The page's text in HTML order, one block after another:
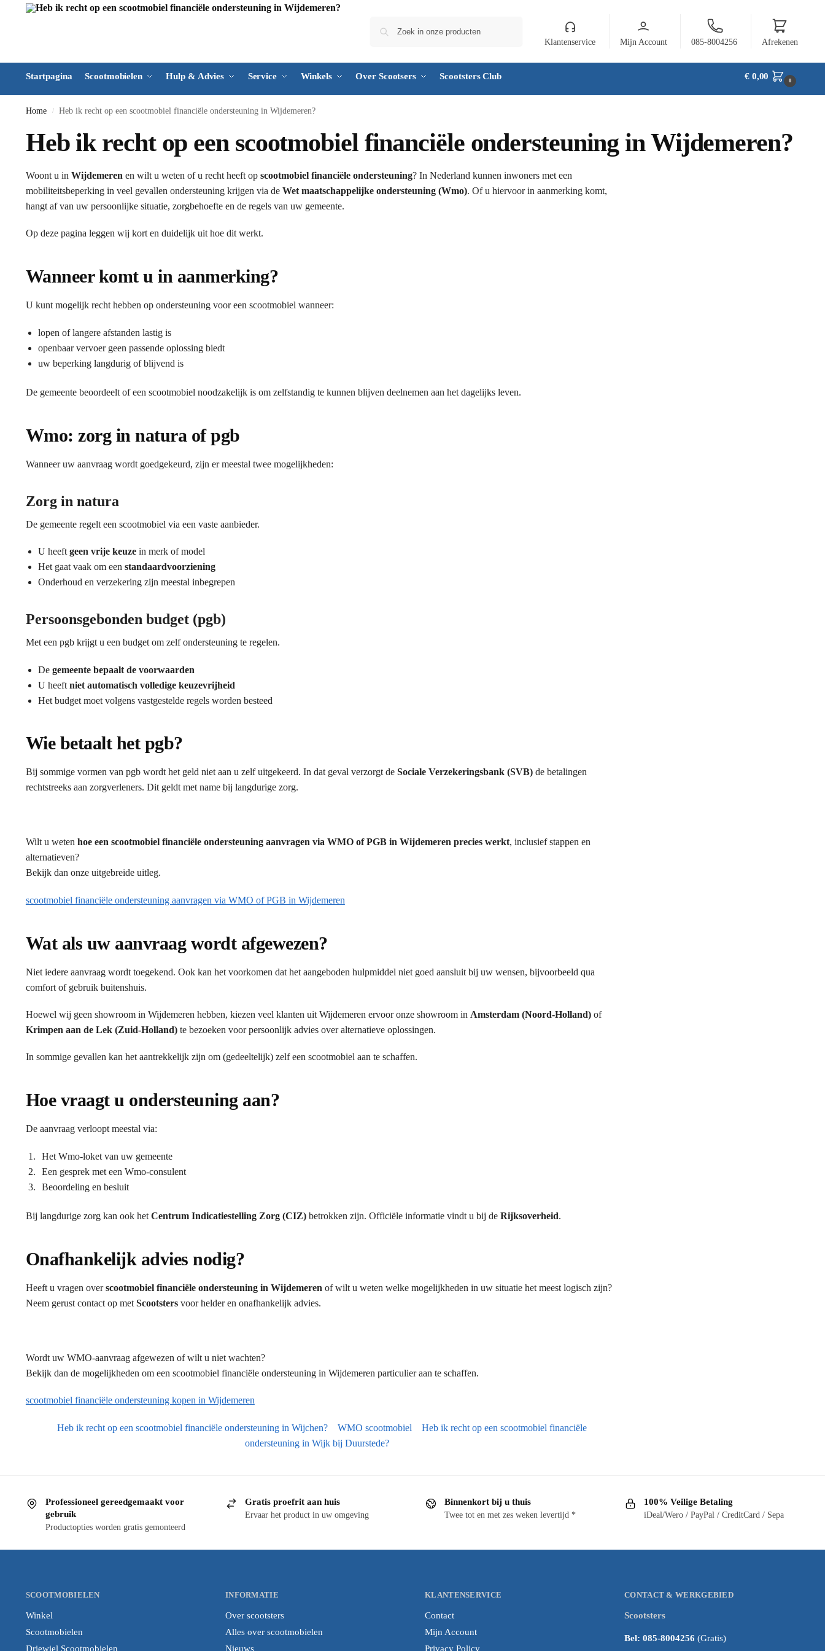
Klantenservice Mijn Account 085-8004256 Afrekenen
Startpagina Scootmobielen Hulp & Advies Service Winkels Over Scootsers Scootsters Club €0,00 0
Home / Heb ik recht op een scootmobiel financiële ondersteuning in Wijdemeren?
Heb ik recht op een scootmobiel financiële ondersteuning in Wijdemeren?
Woont u in Wijdemeren en wilt u weten of u recht heeft op scootmobiel financiële ondersteuning? In Nederland kunnen inwoners met een
mobiliteitsbeperking in veel gevallen ondersteuning krijgen via de Wet maatschappelijke ondersteuning (Wmo). Of u hiervoor in aanmerking komt,
hangt af van uw persoonlijke situatie, zorgbehoefte en de regels van uw gemeente.
Op deze pagina leggen wij kort en duidelijk uit hoe dit werkt.
Wanneer komt u in aanmerking?
U kunt mogelijk recht hebben op ondersteuning voor een scootmobiel wanneer:
lopen of langere afstanden lastig is
openbaar vervoer geen passende oplossing biedt
uw beperking langdurig of blijvend is
De gemeente beoordeelt of een scootmobiel noodzakelijk is om zelfstandig te kunnen blijven deelnemen aan het dagelijks leven.
Wmo: zorg in natura of pgb
Wanneer uw aanvraag wordt goedgekeurd, zijn er meestal twee mogelijkheden:
Zorg in natura
De gemeente regelt een scootmobiel via een vaste aanbieder.
U heeft geen vrije keuzein merk of model
Het gaat vaak om een standaardvoorziening
Onderhoud en verzekering zijn meestal inbegrepen
Persoonsgebonden budget (pgb)
Met een pgb krijgt u een budget om zelf ondersteuning te regelen.
De gemeente bepaalt de voorwaarden
U heeft niet automatisch volledige keuzevrijheid
Het budget moet volgens vastgestelde regels worden besteed
Wie betaalt het pgb?
Bij sommige vormen van pgb wordt het geld niet aan u zelf uitgekeerd. In dat geval verzorgt de Sociale Verzekeringsbank (SVB)de betalingen
rechtstreeks aan zorgverleners. Dit geldt met name bij langdurige zorg.
Wilt u weten hoe een scootmobiel financiële ondersteuning aanvragen via WMO of PGB in Wijdemeren precies werkt, inclusief stappen en
alternatieven?
Bekijk dan onze uitgebreide uitleg.
scootmobiel financiële ondersteuning aanvragen via WMO of PGB in Wijdemeren
Wat als uw aanvraag wordt afgewezen?
Niet iedere aanvraag wordt toegekend. Ook kan het voorkomen dat het aangeboden hulpmiddel niet goed aansluit bij uw wensen, bijvoorbeeld qua
comfort of gebruik buitenshuis.
Hoewel wij geen showroom in Wijdemeren hebben, kiezen veel klanten uit Wijdemeren ervoor onze showroom in Amsterdam (Noord-Holland)of
Krimpen aan de Lek (Zuid-Holland)te bezoeken voor persoonlijk advies over alternatieve oplossingen.
In sommige gevallen kan het aantrekkelijk zijn om (gedeeltelijk) zelf een scootmobiel aan te schaffen.
Hoe vraagt u ondersteuning aan?
De aanvraag verloopt meestal via:
Het Wmo-loket van uw gemeente
Een gesprek met een Wmo-consulent
Beoordeling en besluit
Bij langdurige zorg kan ook het Centrum Indicatiestelling Zorg (CIZ)betrokken zijn. Officiële informatie vindt u bij de Rijksoverheid.
Onafhankelijk advies nodig?
Heeft u vragen overscootmobiel financiële ondersteuning in Wijdemeren of wilt u weten welke mogelijkheden in uw situatie het meest logisch zijn?
Neem gerust contact op met Scootstersvoor helder en onafhankelijk advies.
Wordt uw WMO-aanvraag afgewezen of wilt u niet wachten?
Bekijk dan de mogelijkheden om een scootmobiel financiële ondersteuning in Wijdemeren particulier aan te schaffen.
scootmobiel financiële ondersteuning kopen in Wijdemeren
Heb ik recht op een scootmobiel financiële ondersteuning in Wijchen? WMO scootmobiel
Heb ik recht op een scootmobiel financiële
ondersteuning in Wijk bij Duurstede?
Professioneel gereedgemaakt voor
gebruik
Productopties worden gratis gemonteerd
Gratis proefrit aan huis
Ervaar het product in uw omgeving
Binnenkort bij u thuis
Twee tot en met zes weken levertijd *
100% Veilige Betaling
iDeal/Wero / PayPal / CreditCard / Sepa
SCOOTMOBIELEN
Winkel
Scootmobielen
Driewiel Scootmobielen
INFORMATIE
Over scootsters
Alles over scootmobielen
Nieuws
KLANTENSERVICE
Contact
Mijn Account
Privacy Policy
CONTACT & WERKGEBIED
Scootsters
Bel: 085-8004256(Gratis)